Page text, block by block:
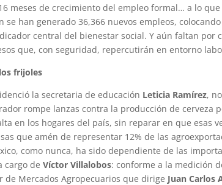
meses de crecimiento del empleo formal… a lo
han generado 36,366 nuevos empleos,
central del bienestar social. Y aún faltan por
que, con seguridad, repercutirán en entorno
frijoles
la secretaria de educación Leticia Ramírez,
rompe lanzas contra la producción de cerveza
en los hogares del país, sin reparar en que esas
que amén de representar 12% de las
como nunca, ha sido dependiente de las
cargo deVíctor Villalobos: conforme a la medición
de Mercados Agropecuarios que dirige Juan Carlos